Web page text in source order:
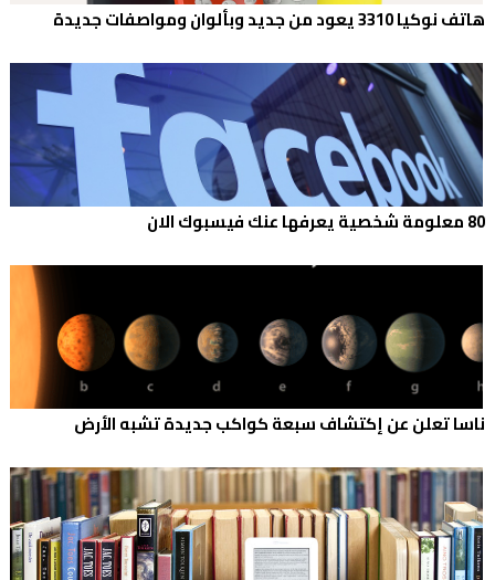
هاتف نوكيا 3310 يعود من جديد وبألوان ومواصفات جديدة
80 معلومة شخصية يعرفها عنك فيسبوك الان
ناسا تعلن عن إكتشاف سبعة كواكب جديدة تشبه الأرض